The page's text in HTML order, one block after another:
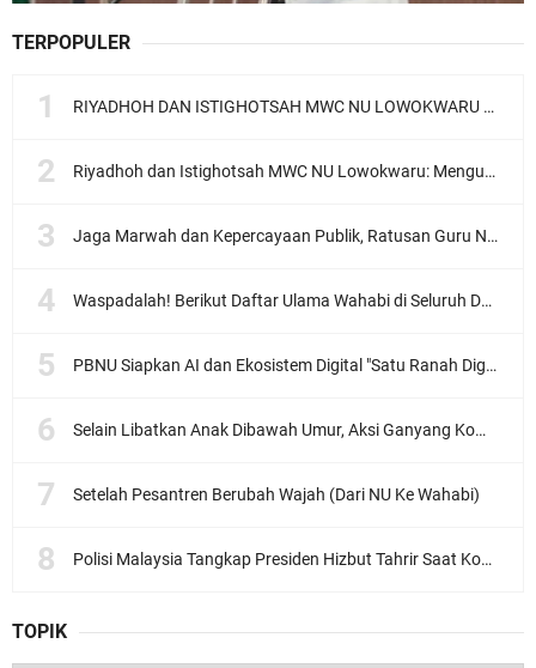
TERPOPULER
RIYADHOH DAN ISTIGHOTSAH MWC NU LOWOKWARU Menyambut Muktamar NU ke-35, Meneguhkan Sanad Laku Para Muassis
Riyadhoh dan Istighotsah MWC NU Lowokwaru: Menguatkan Doa, Menjalin Ukhuwah Menyambut Muktamar NU ke-35
Jaga Marwah dan Kepercayaan Publik, Ratusan Guru Ngaji Kota Malang Serukan Deklarasi Ramah Anak
Waspadalah! Berikut Daftar Ulama Wahabi di Seluruh Dunia dan Karya-karyanya
PBNU Siapkan AI dan Ekosistem Digital "Satu Ranah Digital untuk Ulama", Siap Diluncurkan dalam Waktu Dekat!
Selain Libatkan Anak Dibawah Umur, Aksi Ganyang Komunis Jadi Sorotan Karena Ada Narasi Halal Sembelih Orang
Setelah Pesantren Berubah Wajah (Dari NU Ke Wahabi)
Polisi Malaysia Tangkap Presiden Hizbut Tahrir Saat Konferensi Pers
TOPIK